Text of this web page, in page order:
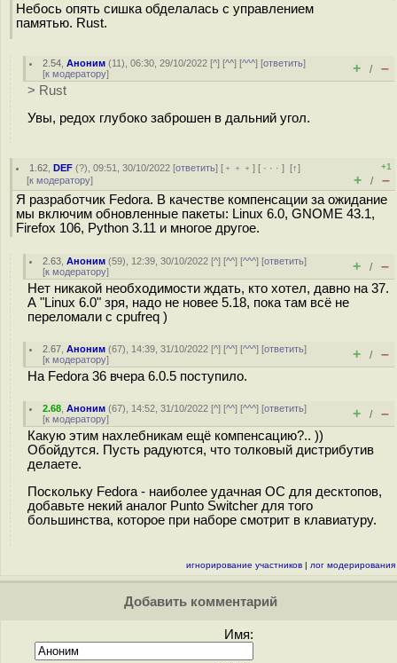
Небось опять сишка обделалась с управлением
памятью. Rust.
2.54 ,Аноним (11), 06:30, 29/10/2022 [^] [^^] [^^^] [ответить]
[к модератору] + / –
> Rust
Увы, редох глубоко заброшен в дальний угол.
1.62 ,DEF (?), 09:51, 30/10/2022 [ответить] [ ﹢﹢﹢] [ · · ·][↑]
[к модератору]
+1
+ / –
Я разработчик Fedora. В качестве компенсации за ожидание
мы включим обновленные пакеты: Linux 6.0, GNOME 43.1,
Firefox 106, Python 3.11 и многое другое.
2.63 ,Аноним (59), 12:39, 30/10/2022 [^] [^^] [^^^] [ответить]
[к модератору] + / –
Нет никакой необходимости ждать, кто хотел, давно на 37.
А "Linux 6.0" зря, надо не новее 5.18, пока там всё не
переломали с cpufreq )
2.67 ,Аноним (67), 14:39, 31/10/2022 [^] [^^] [^^^] [ответить]
[к модератору] + / –
На Fedora 36 вчера 6.0.5 поступило.
2.68 ,Аноним (67), 14:52, 31/10/2022 [^] [^^] [^^^] [ответить]
[к модератору] + / –
Какую этим нахлебникам ещё компенсацию?.. ))
Обойдутся. Пусть радуются, что толковый дистрибутив
делаете.
Поскольку Fedora - наиболее удачная ОС для десктопов,
добавьте некий аналог Punto Switcher для того
большинства, которое при наборе смотрит в клавиатуру.
игнорирование участников | лог модерирования
Добавить комментарий
Имя: